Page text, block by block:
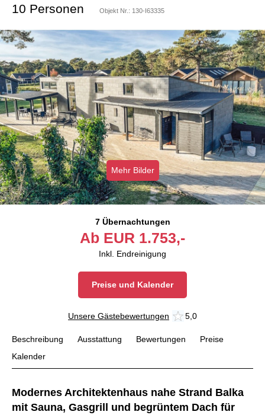
10 Personen Objekt Nr.: 130-I63335
Mehr Bilder
7 Übernachtungen
Ab EUR 1.753,-
Inkl. Endreinigung
Preise und Kalender
Unsere Gästebewertungen 5,0
Beschreibung Ausstattung Bewertungen
Preise
Kalender
Modernes Architektenhaus nahe Strand Balka
mit Sauna, Gasgrill und begrüntem Dach für